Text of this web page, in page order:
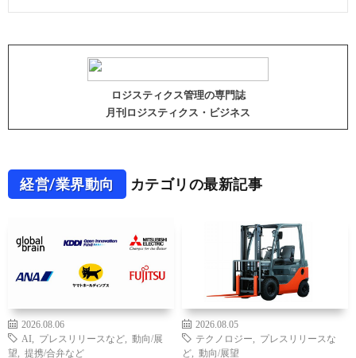
ロジスティクス管理の専門誌
月刊ロジスティクス・ビジネス
経営/業界動向 カテゴリの最新記事
2026.08.06
AI
プレスリリースなど
動向/展
望
提携/合弁など
2026.08.05
テクノロジー
プレスリリースな
ど
動向/展望